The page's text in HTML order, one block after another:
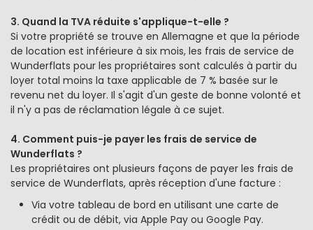
3. Quand la TVA réduite s'applique-t-elle ?
Si votre propriété se trouve en Allemagne et que la période
de location est inférieure à six mois, les frais de service de
Wunderflats pour les propriétaires sont calculés à partir du
loyer total moins la taxe applicable de 7 % basée sur le
revenu net du loyer. Il s'agit d'un geste de bonne volonté et
il n'y a pas de réclamation légale à ce sujet.
4. Comment puis-je payer les frais de service de
Wunderflats ?
Les propriétaires ont plusieurs façons de payer les frais de
service de Wunderflats, après réception d'une facture :
Via votre tableau de bord en utilisant une carte de
crédit ou de débit, via Apple Pay ou Google Pay.